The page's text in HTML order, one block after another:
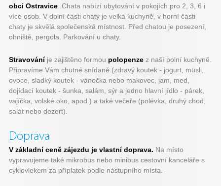
obci Ostravice. Chata nabízí ubytování v pokojích pro 2, 3, 6 i
více osob. V dolní části chaty je velká kuchyně, v horní části
chaty je skvělá společenská místnost. Před chatou je posezení,
ohniště, pergola. Parkování u chaty.
Stravováníje zajištěno formou polopenzez naší polní kuchyně.
Připravíme Vám chutné snídaně (zdravý koutek - jogurt, müsli,
ovoce, sladký koutek - vánočka nebo makovec, jam, med,
dojídací koutek - šunka, salám, sýr a jedno hlavní jídlo - párek,
vajíčka, volské oko, apod.) a také večeře (polévka, druhý chod,
salát nebo dezert).
Doprava
V základní ceně zájezdu je vlastní doprava. Na místo
vypravujeme také mikrobus nebo minibus cestovní kanceláře s
cyklovlekem za příplatek podle nástupního místa.